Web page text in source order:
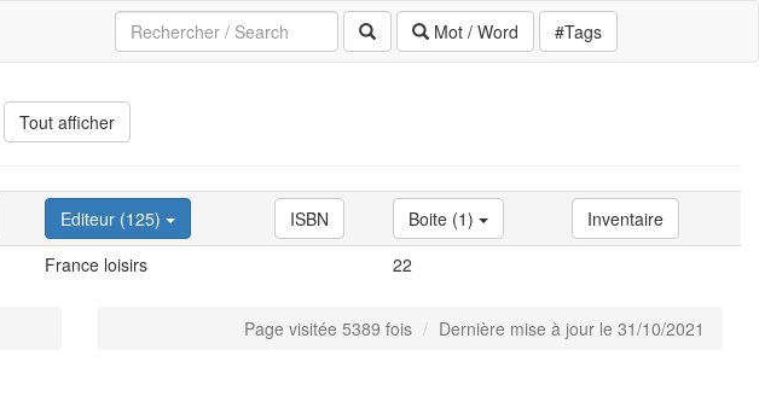
Mot / Word #Tags
Tout afficher
Editeur (125) ISBN Boite (1)
Inventaire
France loisirs 22
Page visitée 5389 fois Dernière mise à jour le 31/10/2021